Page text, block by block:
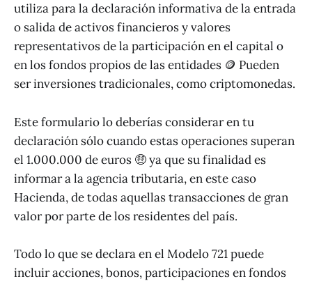
utiliza para la declaración informativa de la entrada
o salida de activos financieros y valores
representativos de la participación en el capital o
en los fondos propios de las entidades 🪙 Pueden
ser inversiones tradicionales, como criptomonedas.
Este formulario lo deberías considerar en tu
declaración sólo cuando estas operaciones superan
el 1.000.000 de euros 🤑 ya que su finalidad es
informar a la agencia tributaria, en este caso
Hacienda, de todas aquellas transacciones de gran
valor por parte de los residentes del país.
Todo lo que se declara en el Modelo 721 puede
incluir acciones, bonos, participaciones en fondos